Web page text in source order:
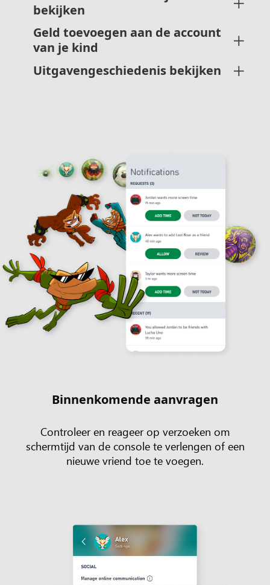
bekijken
Geld toevoegen aan de account
van je kind
Uitgavengeschiedenis bekijken
Binnenkomende aanvragen
Controleer en reageer op verzoeken om
schermtijd van de console te verlengen of een
nieuwe vriend toe te voegen.